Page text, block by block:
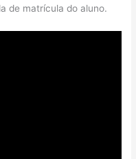
de matrícula do aluno.